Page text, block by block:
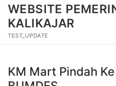
Lompat
konten
WEBSITE
KALIKAJAR
TEST_UPDATE
KM Mart Pindah